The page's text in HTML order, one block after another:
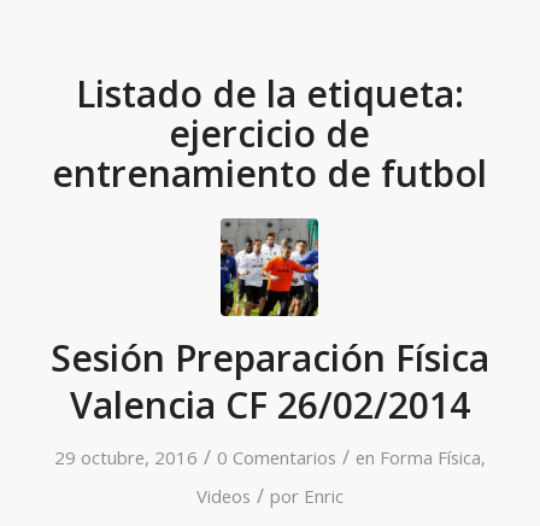
Listado de la etiqueta:
ejercicio de
entrenamiento de futbol
Sesión Preparación Física
Valencia CF 26/02/2014
29 octubre, 2016 / 0 Comentarios / en Forma Física,
Videos / por Enric